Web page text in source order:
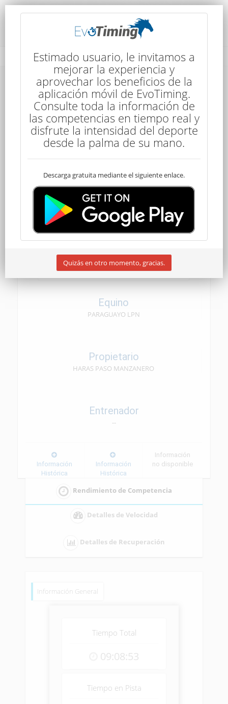
Rendimiento del Competidor
125
Chelsea ARNOLD
Clasificado
120 kms
SENIOR
06/06/2026
Equino
PARAGUAYO LPN
Propietario
HARAS PASO MANZANERO
Entrenador
--
Información
Histórica
Información
Histórica
Información
no disponible
Rendimiento de Competencia
Detalles de Velocidad
Detalles de Recuperación
Información General
Tiempo Total
09:08:53
Tiempo en Pista
Estimado usuario, le invitamos a
mejorar la experiencia y
aprovechar los beneficios de la
aplicación móvil de EvoTiming.
Consulte toda la información de
las competencias en tiempo real y
disfrute la intensidad del deporte
desde la palma de su mano.
Descarga gratuita mediante el siguiente enlace.
Quizás en otro momento, gracias.